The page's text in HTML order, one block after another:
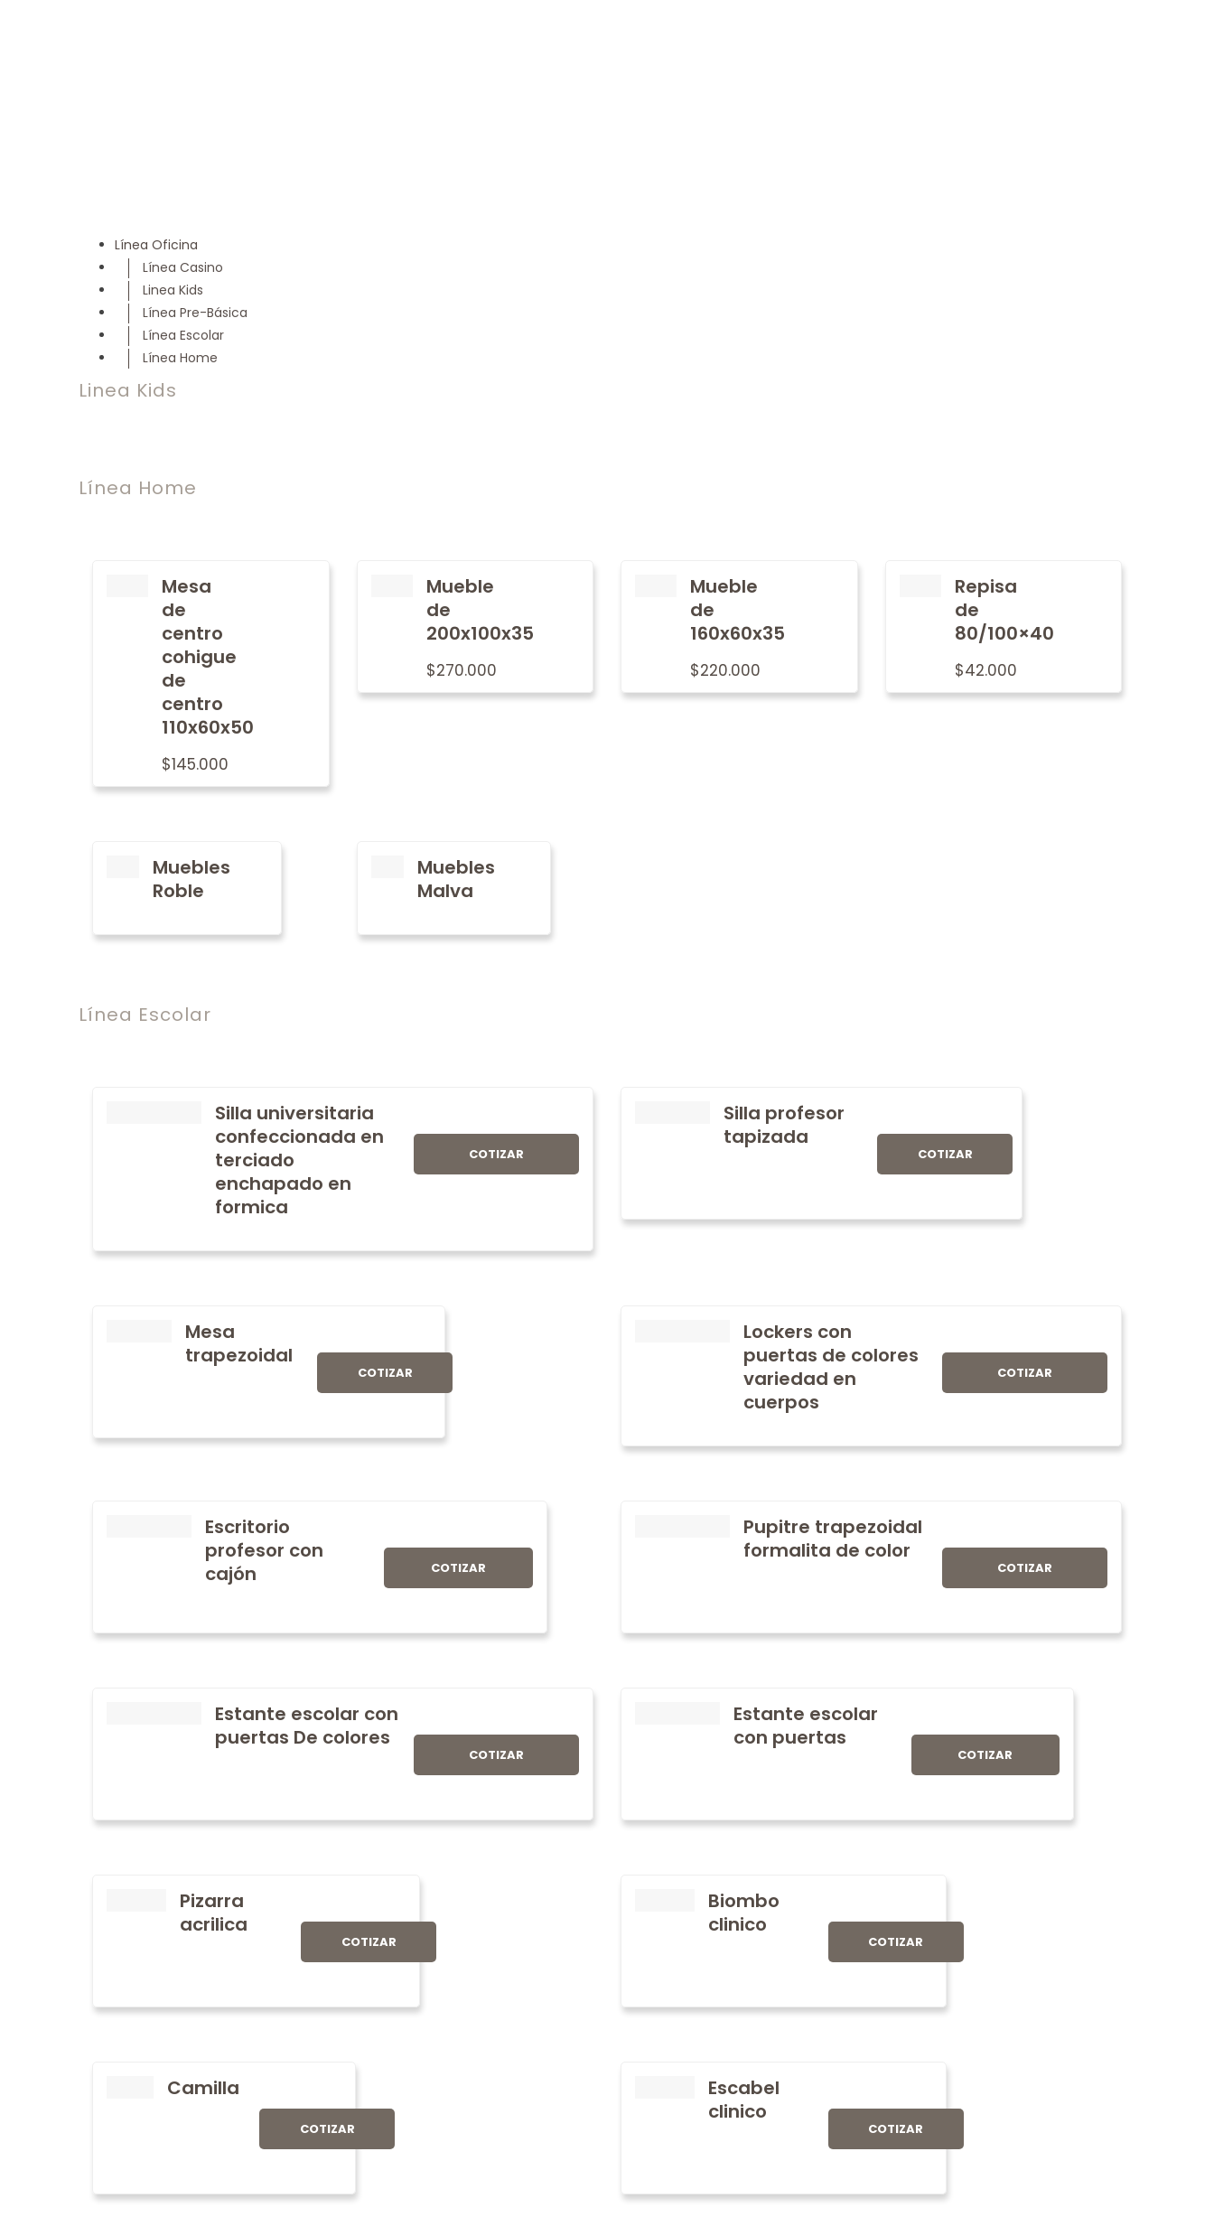
Línea Oficina
Línea Casino
Linea Kids
Línea Pre-Básica
Línea Escolar
Línea Home
Linea Kids
Línea Home
Mesa
de
centro
cohigue
de
centro
110x60x50
$145.000
Mueble
de
200x100x35
$270.000
Mueble
de
160x60x35
$220.000
Repisa
de
80/100×40
$42.000
Muebles
Roble
Muebles
Malva
Línea Escolar
Silla universitaria
confeccionada en
terciado
enchapado en
formica
COTIZAR
Silla profesor
tapizada
COTIZAR
Mesa
trapezoidal
COTIZAR
Lockers con
puertas de colores
variedad en
cuerpos
COTIZAR
Escritorio
profesor con
cajón
COTIZAR
Pupitre trapezoidal
formalita de color
COTIZAR
Estante escolar con
puertas De colores
COTIZAR
Estante escolar
con puertas
COTIZAR
Pizarra
acrilica
COTIZAR
Biombo
clinico
COTIZAR
Camilla
COTIZAR
Escabel
clinico
COTIZAR